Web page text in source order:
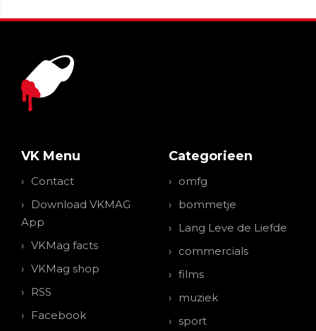
VK Menu
Contact
Download VKMAG
App
VKMag facts
VKMag shop
RSS
Facebook
Categorieen
omfg
bommetje
Lang Leve de Liefde
commercials
films
muziek
sport